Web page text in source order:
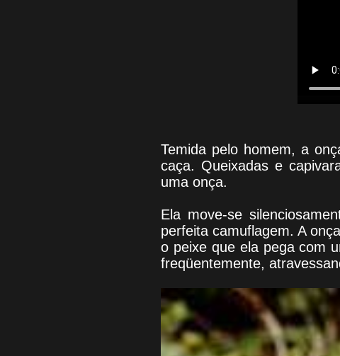
Temida pelo homem, a
caça. Queixadas e
uma onça.
Ela move-se
perfeita camuflagem. A
o peixe que ela pega com
freqüentemente,